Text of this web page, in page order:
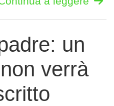
un
verrà